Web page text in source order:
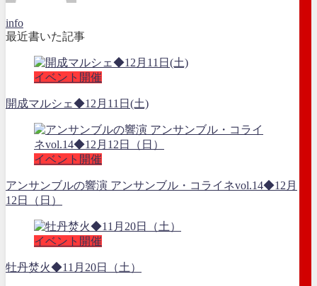
info
最近書いた記事
イベント開催
開成マルシェ◆12月11日(土)
イベント開催
アンサンブルの響演 アンサンブル・コライネvol.14◆12月
12日（日）
イベント開催
牡丹焚火◆11月20日（土）